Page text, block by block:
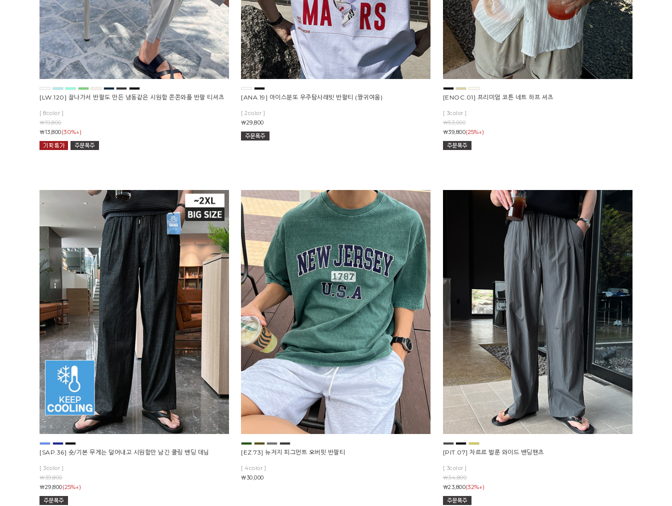
[LW.120] 잘나가서 반팔도 만든 냉동같은 시원함 쫀쫀와플 반팔 티셔츠
[ 8color ]
￦19,800
￦13,800(30%↓)
[ANA.19] 아이스분또 우주탐사래빗 반팔티 (짱귀여움)
[ 2color ]
￦29,800
[ENOC.01] 프리미엄 코튼 네트 하프 셔츠
[ 3color ]
￦53,000
￦39,800(25%↓)
[SAP.36] 숏/기본 무게는 덜어내고 시원함만 남긴 쿨링 밴딩 데님
[ 3color ]
￦39,800
￦29,800(25%↓)
[EZ.73] 뉴저지 피그먼트 오버핏 반팔티
[ 4color ]
￦30,000
[PIT.07] 차르르 벌룬 와이드 밴딩팬츠
[ 3color ]
￦34,800
￦23,800(32%↓)